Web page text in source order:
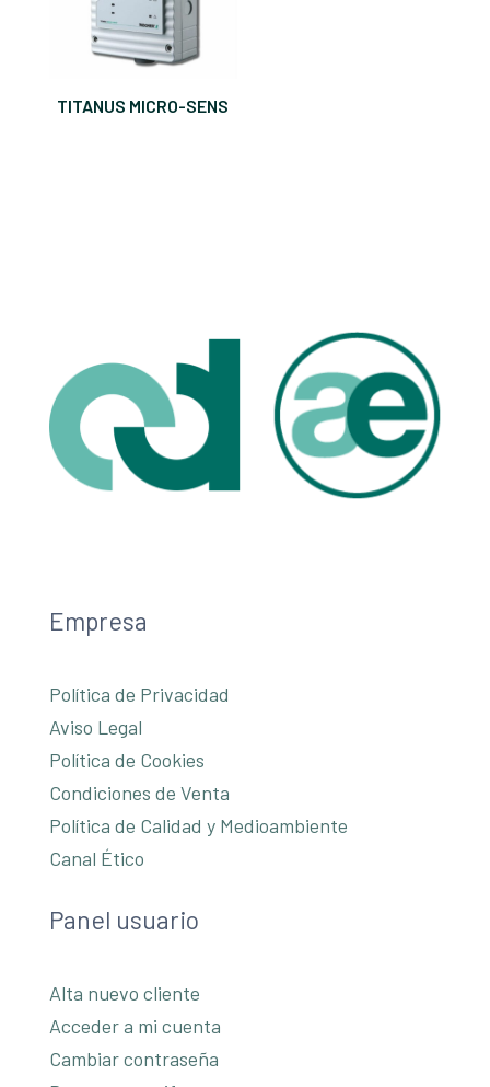
TITANUS MICRO-SENS
Empresa
Política de Privacidad
Aviso Legal
Política de Cookies
Condiciones de Venta
Política de Calidad y Medioambiente
Canal Ético
Panel usuario
Alta nuevo cliente
Acceder a mi cuenta
Cambiar contraseña